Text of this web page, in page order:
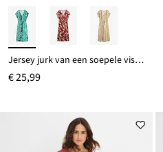
Jersey jurk van een soepele viscosemix
€ 25,99